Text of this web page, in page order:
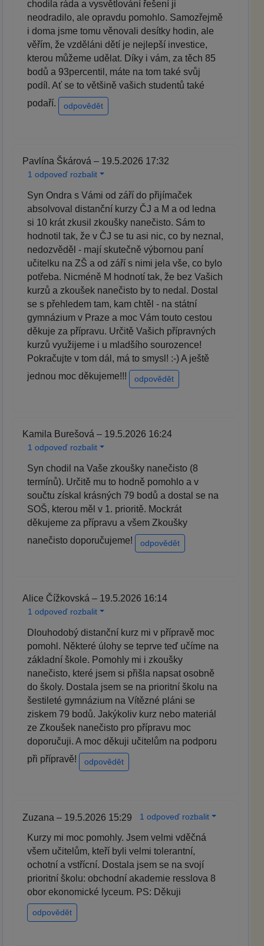
chodila ráda a vysvětlování řešení ji
neodradilo, ale opravdu pomohlo. Samozřejmě
i doma jsme tomu věnovali desítky hodin, ale
věřím, že vzděláni dětí je nejlepší investice,
kterou můžeme udělat. Díky i vám, za těch 85
bodů a 93percentil, máte na tom také svůj
podíl. Ať se to většině vašich studentů také
podaří.
odpovědět
Pavlína Škárová – 19.5.2026 17:32
1 odpoveď rozbalit
Syn Ondra s Vámi od září do přijímaček
absolvoval distanční kurzy ČJ a M a od ledna
si 10 krát zkusil zkoušky nanečisto. Sám to
hodnotil tak, že v ČJ se tu asi nic, co by neznal,
nedozvěděl - mají skutečně výbornou paní
učitelku na ZŠ a od září s nimi jela vše, co bylo
potřeba. Nicméně M hodnotí tak, že bez Vašich
kurzů a zkoušek nanečisto by to nedal. Dostal
se s přehledem tam, kam chtěl - na státní
gymnázium v Praze a moc Vám touto cestou
děkuje za přípravu. Určitě Vašich přípravných
kurzů využijeme i u mladšího sourozence!
Pokračujte v tom dál, má to smysl! :-) A ještě
jednou moc děkujeme!!!
odpovědět
Kamila Burešová – 19.5.2026 16:24
1 odpoveď rozbalit
Syn chodil na Vaše zkoušky nanečisto (8
termínů). Určitě mu to hodně pomohlo a v
součtu získal krásných 79 bodů a dostal se na
SOŠ, kterou měl v 1. prioritě. Mockrát
děkujeme za přípravu a všem Zkoušky
nanečisto doporučujeme!
odpovědět
Alice Čížkovská – 19.5.2026 16:14
1 odpoveď rozbalit
Dlouhodobý distanční kurz mi v přípravě moc
pomohl. Některé úlohy se teprve teď učíme na
základní škole. Pomohly mi i zkoušky
nanečisto, které jsem si přišla napsat osobně
do školy. Dostala jsem se na prioritní školu na
šestileté gymnázium na Vítězné pláni se
ziskem 79 bodů. Jakýkoliv kurz nebo materiál
ze Zkoušek nanečisto pro přípravu moc
doporučuji. A moc děkuji učitelům na podporu
při přípravě!
odpovědět
Zuzana – 19.5.2026 15:29 1 odpoveď rozbalit
Kurzy mi moc pomohly. Jsem velmi vděčná
všem učitelům, kteří byli velmi tolerantní,
ochotní a vstřícní. Dostala jsem se na svojí
prioritní školu: obchodní akademie resslova 8
obor ekonomické lyceum. PS: Děkuji
odpovědět